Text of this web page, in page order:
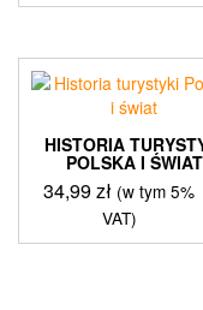
HISTORIA
POLSKA I ŚWIAT
34,99zł (w tym 5%
VAT)